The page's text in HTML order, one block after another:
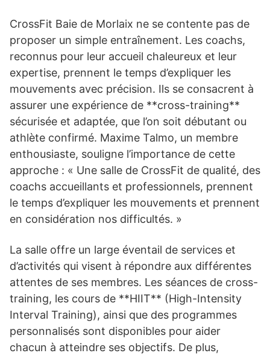
CrossFit Baie de Morlaix ne se contente pas de
proposer un simple entraînement. Les coachs,
reconnus pour leur accueil chaleureux et leur
expertise, prennent le temps d’expliquer les
mouvements avec précision. Ils se consacrent à
assurer une expérience de **cross-training**
sécurisée et adaptée, que l’on soit débutant ou
athlète confirmé. Maxime Talmo, un membre
enthousiaste, souligne l’importance de cette
approche : « Une salle de CrossFit de qualité, des
coachs accueillants et professionnels, prennent
le temps d’expliquer les mouvements et prennent
en considération nos difficultés. »
La salle offre un large éventail de services et
d’activités qui visent à répondre aux différentes
attentes de ses membres. Les séances de cross-
training, les cours de **HIIT** (High-Intensity
Interval Training), ainsi que des programmes
personnalisés sont disponibles pour aider
chacun à atteindre ses objectifs. De plus,